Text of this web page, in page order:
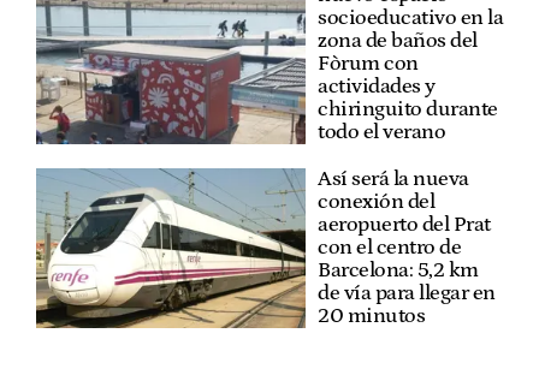
socioeducativo en la
zona de baños del
Fòrum con
actividades y
chiringuito durante
todo el verano
Así será la nueva
conexión del
aeropuerto del Prat
con el centro de
Barcelona: 5,2 km
de vía para llegar en
20 minutos